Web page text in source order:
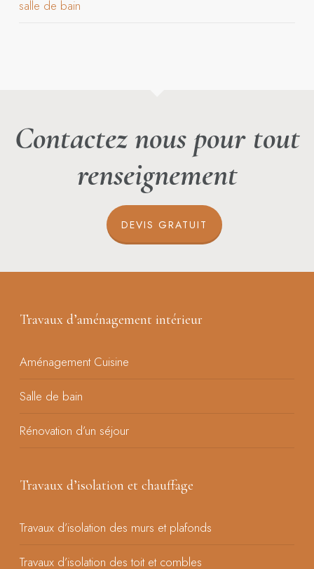
salle de bain
Contactez nous pour tout
renseignement
DEVIS GRATUIT
Travaux d’aménagement intérieur
Aménagement Cuisine
Salle de bain
Rénovation d’un séjour
Travaux d’isolation et chauffage
Travaux d’isolation des murs et plafonds
Travaux d’isolation des toit et combles